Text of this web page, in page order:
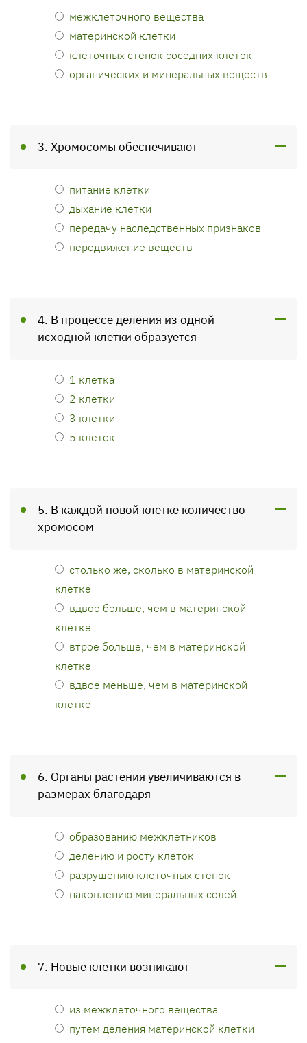
межклеточного вещества
материнской клетки
клеточных стенок соседних клеток
органических и минеральных веществ
3. Хромосомы обеспечивают
питание клетки
дыхание клетки
передачу наследственных признаков
передвижение веществ
4. В процессе деления из одной
исходной клетки образуется
1 клетка
2 клетки
3 клетки
5 клеток
5. В каждой новой клетке количество
хромосом
столько же, сколько в материнской
клетке
вдвое больше, чем в материнской
клетке
втрое больше, чем в материнской
клетке
вдвое меньше, чем в материнской
клетке
6. Органы растения увеличиваются в
размерах благодаря
образованию межклетников
делению и росту клеток
разрушению клеточных стенок
накоплению минеральных солей
7. Новые клетки возникают
из межклеточного вещества
путем деления материнской клетки